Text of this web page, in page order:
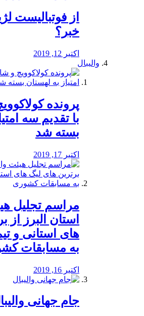
از فوتبالیست
خبر؟
اکتبر 12, 2019
والیبال
پرونده
با تقدیم سه
بسته شد
اکتبر 17, 2019
مراسم تجلیل
استان البرز از
های استانی و
به مسابقات
اکتبر 16, 2019
جام جهانی